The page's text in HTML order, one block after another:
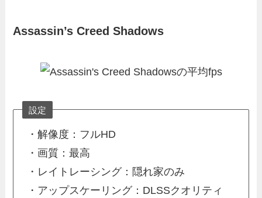
Assassin’s Creed Shadows
設定
・解像度：フルHD
・画質：最高
・レイトレーシング：隠れ家のみ
・アップスケーリング：DLSSクオリティ